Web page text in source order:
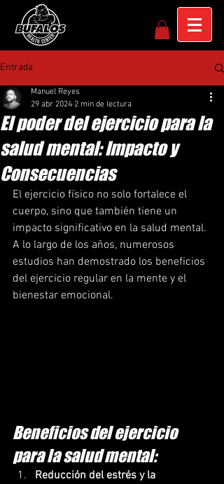
Entrada
El poder del ejercicio para la
salud mental: Impacto y
Consecuencias
Manuel Reyes
29 abr 2024 2 min de lectura
El ejercicio físico no solo fortalece el
cuerpo, sino que también tiene un
impacto significativo en la salud mental.
A lo largo de los años, numerosos
estudios han demostrado los beneficios
del ejercicio regular en la mente y el
bienestar emocional.
Beneficios del ejercicio
para la salud mental:
Reducción del estrés y la